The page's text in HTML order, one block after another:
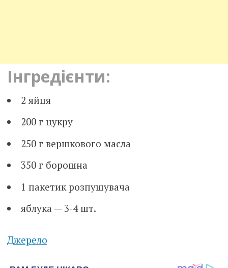
Інгредієнти:
2 яйця
200 г цукру
250 г вершкового масла
350 г борошна
1 пакетик розпушувача
яблука — 3-4 шт.
Джерело